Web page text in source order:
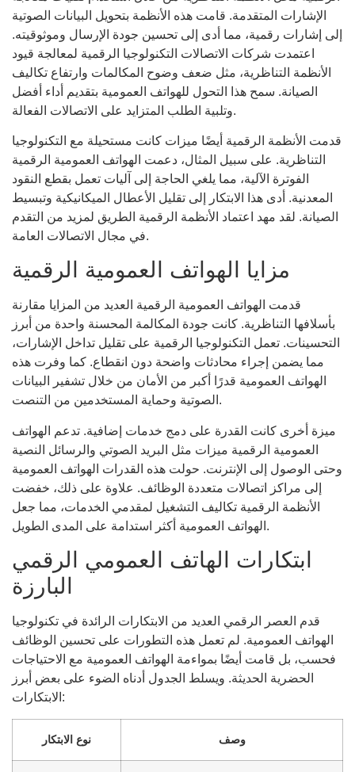
الإشارات المتقدمة. قامت هذه الأنظمة بتحويل البيانات الصوتية
إلى إشارات رقمية، مما أدى إلى تحسين جودة الإرسال وموثوقيته.
اعتمدت شركات الاتصالات التكنولوجيا الرقمية لمعالجة قيود
الأنظمة التناظرية، مثل ضعف وضوح المكالمات وارتفاع تكاليف
الصيانة. سمح هذا التحول للهواتف العمومية بتقديم أداء أفضل
وتلبية الطلب المتزايد على الاتصالات الفعالة.
قدمت الأنظمة الرقمية أيضًا ميزات كانت مستحيلة مع التكنولوجيا
التناظرية. على سبيل المثال، دعمت الهواتف العمومية الرقمية
الفوترة الآلية، مما يلغي الحاجة إلى آليات تعمل بقطع النقود
المعدنية. أدى هذا الابتكار إلى تقليل الأعطال الميكانيكية وتبسيط
الصيانة. لقد مهد اعتماد الأنظمة الرقمية الطريق لمزيد من التقدم
في مجال الاتصالات العامة.
مزايا الهواتف العمومية الرقمية
قدمت الهواتف العمومية الرقمية العديد من المزايا مقارنة
بأسلافها التناظرية. كانت جودة المكالمة المحسنة واحدة من أبرز
التحسينات. تعمل التكنولوجيا الرقمية على تقليل تداخل الإشارات،
مما يضمن إجراء محادثات واضحة دون انقطاع. كما وفرت هذه
الهواتف العمومية قدرًا أكبر من الأمان من خلال تشفير البيانات
الصوتية وحماية المستخدمين من التنصت.
ميزة أخرى كانت القدرة على دمج خدمات إضافية. تدعم الهواتف
العمومية الرقمية ميزات مثل البريد الصوتي والرسائل النصية
وحتى الوصول إلى الإنترنت. حولت هذه القدرات الهواتف العمومية
إلى مراكز اتصالات متعددة الوظائف. علاوة على ذلك، خفضت
الأنظمة الرقمية تكاليف التشغيل لمقدمي الخدمات، مما جعل
الهواتف العمومية أكثر استدامة على المدى الطويل.
ابتكارات الهاتف العمومي الرقمي
البارزة
قدم العصر الرقمي العديد من الابتكارات الرائدة في تكنولوجيا
الهواتف العمومية. لم تعمل هذه التطورات على تحسين الوظائف
فحسب، بل قامت أيضًا بمواءمة الهواتف العمومية مع الاحتياجات
الحضرية الحديثة. ويسلط الجدول أدناه الضوء على بعض أبرز
الابتكارات:
نوع الابتكار وصف